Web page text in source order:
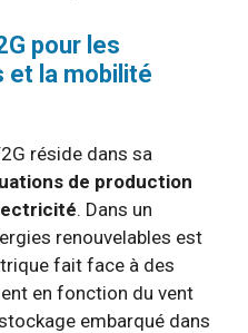
pour les
et la mobilité
réside dans sa
de production
. Dans un
renouvelables est
fait face à des
en fonction du vent
embarqué dans